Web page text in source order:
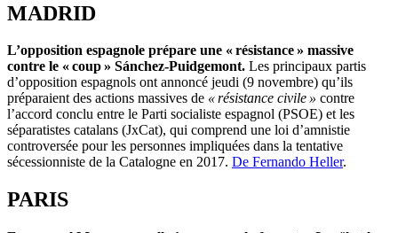
MADRID
L’opposition espagnole prépare une « résistance » massive
contre le « coup » Sánchez-Puidgemont. Les principaux partis
d’opposition espagnols ont annoncé jeudi (9 novembre) qu’ils
préparaient des actions massives de « résistance civile » contre
l’accord conclu entre le Parti socialiste espagnol (PSOE) et les
séparatistes catalans (JxCat), qui comprend une loi d’amnistie
controversée pour les personnes impliquées dans la tentative
sécessionniste de la Catalogne en 2017. De Fernando Heller.
PARIS